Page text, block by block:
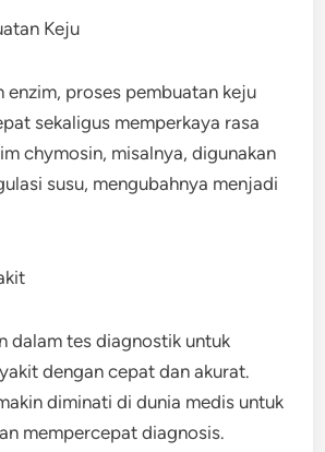
Keju
enzim, proses pembuatan keju
sekaligus memperkaya rasa
chymosin, misalnya, digunakan
susu, mengubahnya menjadi
dalam tes diagnostik untuk
dengan cepat dan akurat.
diminati di dunia medis untuk
mempercepat diagnosis.